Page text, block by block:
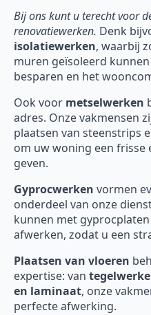
Bij ons kunt u terecht voor
renovatiewerken. Denk
isolatiewerken, waarbij
muren geïsoleerd
besparen en het
Ook voor metselwerken
adres. Onze vakmensen
plaatsen van steenstrips
om uw woning een
geven.
Gyprocwerken vormen
onderdeel van onze
kunnen met
afwerken, zodat u een
Plaatsen van vloeren
expertise: van
en laminaat, onze
perfecte afwerking.